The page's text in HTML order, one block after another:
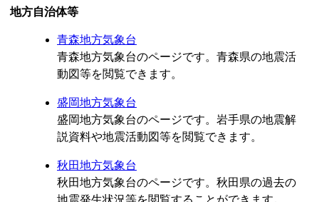
方自治体等
青森地方気象台
青森地方気象台のページです。青森県の地震活
動図等を閲覧できます。
盛岡地方気象台
盛岡地方気象台のページです。岩手県の地震解
説資料や地震活動図等を閲覧できます。
秋田地方気象台
秋田地方気象台のページです。秋田県の過去の